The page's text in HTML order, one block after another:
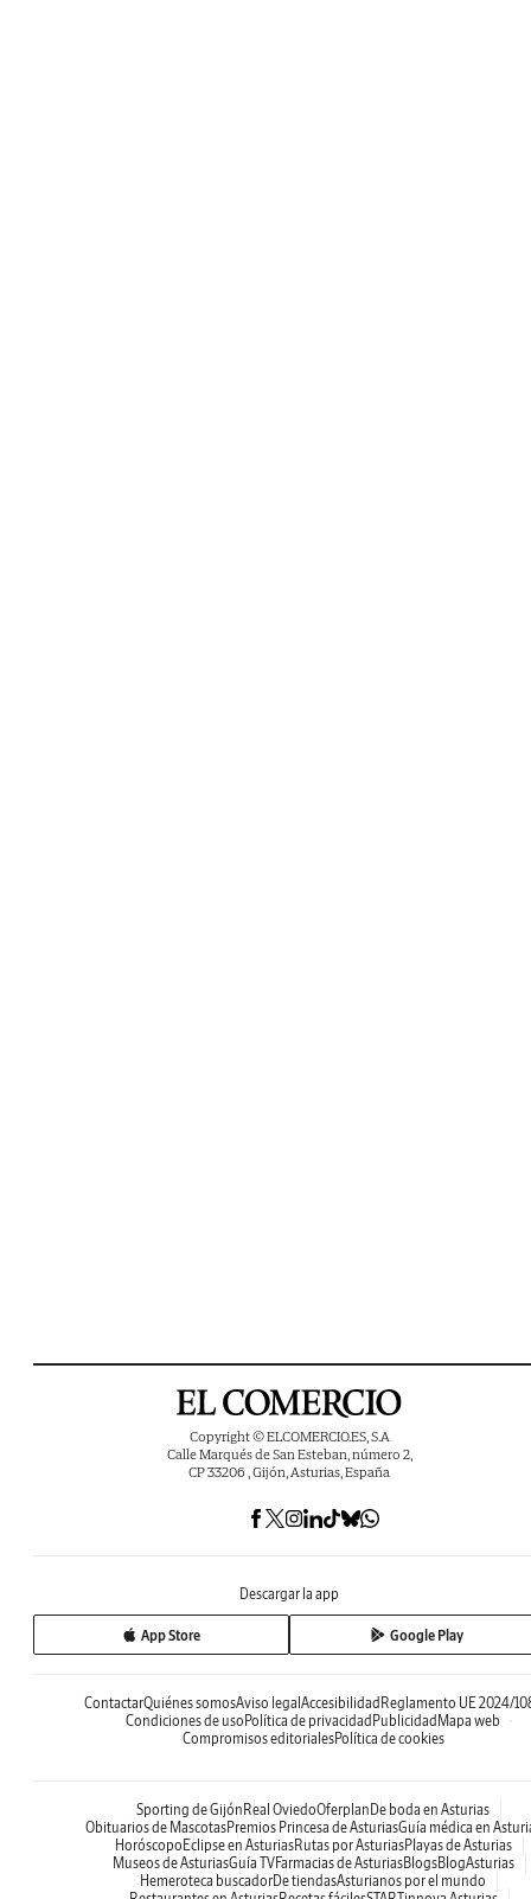
Copyright © ELCOMERCIO.ES, S.A
Calle Marqués de San Esteban, número 2,
CP 33206 , Gijón, Asturias, España
Descargar la app
App Store Google Play
ContactarQuiénes somosAviso legal Accesibilidad Reglamento UE 2024/
Condiciones de uso Política de privacidad Publicidad Mapa web
Compromisos editorialesPolítica de cookies
Sporting de Gijón Real OviedoOferplan De boda en Asturias
Obituarios de MascotasPremios Princesa de AsturiasGuía médica en
Horóscopo Eclipse en AsturiasRutas por AsturiasPlayas de Asturias
Museos de AsturiasGuía TVFarmacias de AsturiasBlogsBlogAsturias
Hemeroteca buscadorDe tiendasAsturianos por el mundo